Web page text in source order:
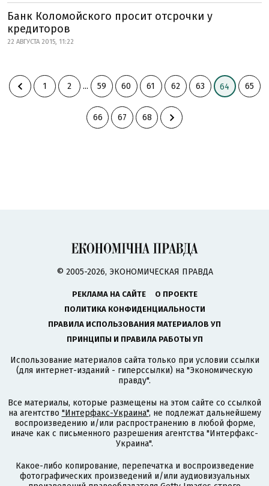
Банк Коломойского просит отсрочки у
кредиторов
22 АВГУСТА 2015, 11:22
1 2 ... 59 60 61 62 63 64 65
66 67 68
© 2005-2026, ЭКОНОМИЧЕСКАЯ ПРАВДА
РЕКЛАМА НА САЙТЕ
О ПРОЕКТЕ
ПОЛИТИКА КОНФИДЕНЦИАЛЬНОСТИ
ПРАВИЛА ИСПОЛЬЗОВАНИЯ МАТЕРИАЛОВ УП
ПРИНЦИПЫ И ПРАВИЛА РАБОТЫ УП
Использование материалов сайта только при условии ссылки
(для интернет-изданий - гиперссылки) на "Экономическую
правду".
Все материалы, которые размещены на этом сайте со ссылкой
на агентство "Интерфакс-Украина", не подлежат дальнейшему
воспроизведению и/или распространению в любой форме,
иначе как с письменного разрешения агентства "Интерфакс-
Украина".
Какое-либо копирование, перепечатка и воспроизведение
фотографических произведений и/или аудиовизуальных